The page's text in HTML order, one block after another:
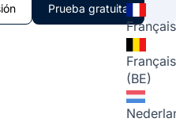
Prueba gratuita
Français
Français
(BE)